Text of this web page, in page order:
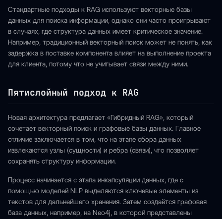
Стандартные подходы к RAG используют векторные базы
данных для поиска информации, однако они часто проигрывают
в случаях, где структура данных имеет критическое значение.
Например, традиционный векторный поиск может не понять, как
задержка в поставке компонента влияет на выполнение проекта
для клиента, потому что не учитывает связи между ними.
Пятислойный подход к RAG
Новая архитектура предлагает «Гибридный RAG», который
сочетает векторный поиск и графовые базы данных. Главное
отличие заключается в том, что на этапе сбора данных
извлекаются узлы (сущности) и ребра (связи), что позволяет
сохранять структуру информации.
Процесс начинается с этапа инкапсуляции данных, где с
помощью моделей NLP выделяются ключевые элементы из
текстов для дальнейшего хранения. Затем создаётся графовая
база данных, например, на Neo4j, в которой представлены